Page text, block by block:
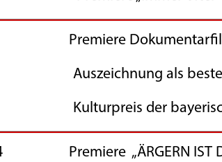
Premiere Dokumentarfilm
als bester
der bayerischen
Premiere „ÄRGERN IST